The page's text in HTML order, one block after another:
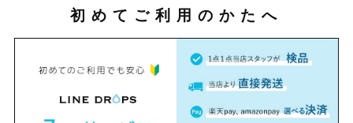
初めてご利用のかたへ